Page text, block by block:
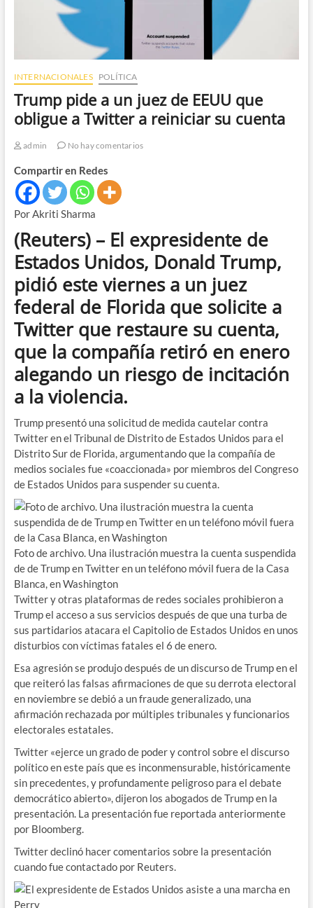
INTERNACIONALES POLÍTICA
Trump pide a un juez de EEUU que
obligue a Twitter a reiniciar su cuenta
admin No hay comentarios
Compartir en Redes
Por Akriti Sharma
(Reuters) – El expresidente de
Estados Unidos, Donald Trump,
pidió este viernes a un juez
federal de Florida que solicite a
Twitter que restaure su cuenta,
que la compañía retiró en enero
alegando un riesgo de incitación
a la violencia.
Trump presentó una solicitud de medida cautelar contra
Twitter en el Tribunal de Distrito de Estados Unidos para el
Distrito Sur de Florida, argumentando que la compañía de
medios sociales fue «coaccionada» por miembros del Congreso
de Estados Unidos para suspender su cuenta.
Foto de archivo. Una ilustración muestra la cuenta suspendida
de de Trump en Twitter en un teléfono móvil fuera de la Casa
Blanca, en Washington
Twitter y otras plataformas de redes sociales prohibieron a
Trump el acceso a sus servicios después de que una turba de
sus partidarios atacara el Capitolio de Estados Unidos en unos
disturbios con víctimas fatales el 6 de enero.
Esa agresión se produjo después de un discurso de Trump en el
que reiteró las falsas afirmaciones de que su derrota electoral
en noviembre se debió a un fraude generalizado, una
afirmación rechazada por múltiples tribunales y funcionarios
electorales estatales.
Twitter «ejerce un grado de poder y control sobre el discurso
político en este país que es inconmensurable, históricamente
sin precedentes, y profundamente peligroso para el debate
democrático abierto», dijeron los abogados de Trump en la
presentación. La presentación fue reportada anteriormente
por Bloomberg.
Twitter declinó hacer comentarios sobre la presentación
cuando fue contactado por Reuters.